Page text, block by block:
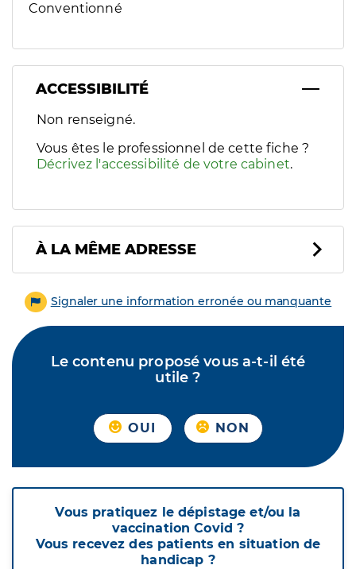
Conventionné
ACCESSIBILITÉ
Filtres
Sélectionnez un ou plusieurs handicaps/besoins
Non renseigné.
Vous êtes le professionnel de cette fiche ?
Décrivez l'accessibilité de votre cabinet.
À LA MÊME ADRESSE
Signaler une information erronée ou manquante
Le contenu proposé vous a-t-il été
utile ?
OUI NON
Vous pratiquez le dépistage et/ou la
vaccination Covid ?
Vous recevez des patients en situation de
handicap ?